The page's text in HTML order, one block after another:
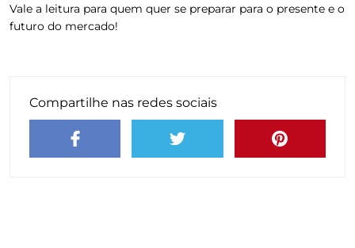
Vale a leitura para quem quer se preparar para o presente e o
futuro do mercado!
Compartilhe nas redes sociais